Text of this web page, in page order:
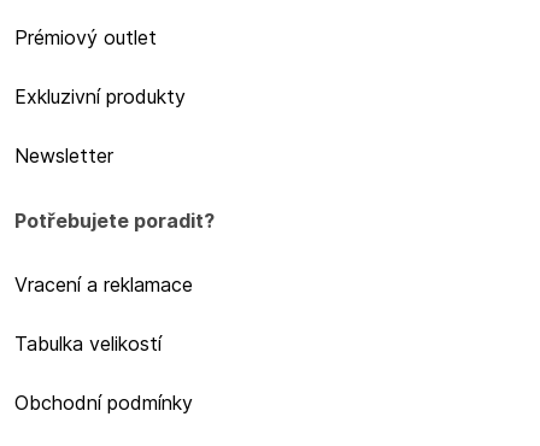
Prémiový outlet
Exkluzivní produkty
Newsletter
Potřebujete poradit?
Vracení a reklamace
Tabulka velikostí
Obchodní podmínky